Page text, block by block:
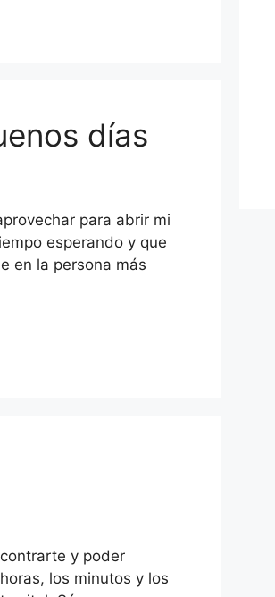
días
para abrir mi
esperando y que
en la persona más
y poder
los minutos y los